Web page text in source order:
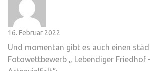
16. Februar 2022
Und momentan gibt es auch einen
Fotowettbewerb „ Lebendiger Friedhof